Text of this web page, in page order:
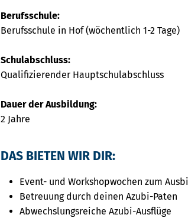
Berufsschule:
Berufsschule in Hof (wöchentlich 1-2 Tage)
Schulabschluss:
Qualifizierender Hauptschulabschluss
Dauer der Ausbildung:
2 Jahre
DAS BIETEN WIR DIR:
Event- und Workshopwochen zum
Betreuung durch deinen Azubi-Paten
Abwechslungsreiche Azubi-Ausflüge